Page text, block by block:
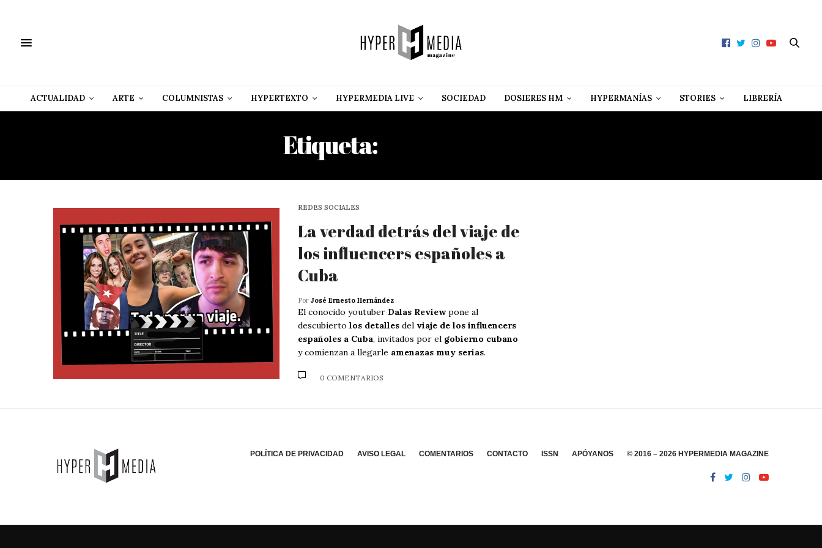
ACTUALIDAD ARTE COLUMNISTAS HYPERTEXTO HYPERMEDIA LIVE SOCIEDAD DOSIERES HM HYPERMANÍAS STORIES LIBRERÍA
Etiqueta:
REDES SOCIALES
La verdad detrás del viaje de
los influencers españoles a
Cuba
Por José Ernesto Hernández
El conocido youtuber Dalas Reviewpone al
descubierto los detalles del viaje de los influencers
españoles a Cuba, invitados por el gobierno cubano
y comienzan a llegarle amenazas muy serias.
0 COMENTARIOS
POLÍTICA DE PRIVACIDAD AVISO LEGAL COMENTARIOS CONTACTO ISSN APÓYANOS © 2016 – 2026 HYPERMEDIA MAGAZINE